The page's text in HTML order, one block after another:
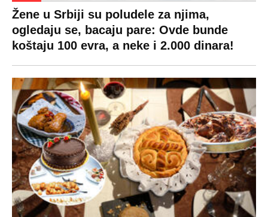
Žene u Srbiji su poludele za njima,
ogledaju se, bacaju pare: Ovde bunde
koštaju 100 evra, a neke i 2.000 dinara!